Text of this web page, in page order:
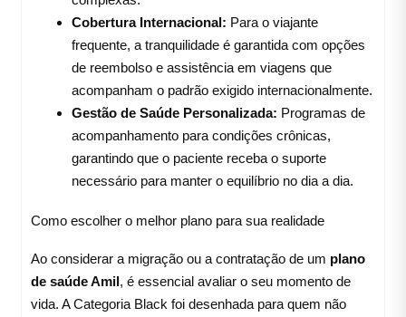
Cobertura Internacional: Para o viajante
frequente, a tranquilidade é garantida com opções
de reembolso e assistência em viagens que
acompanham o padrão exigido internacionalmente.
Gestão de Saúde Personalizada: Programas de
acompanhamento para condições crônicas,
garantindo que o paciente receba o suporte
necessário para manter o equilíbrio no dia a dia.
Como escolher o melhor plano para sua realidade
Ao considerar a migração ou a contratação de um plano
de saúde Amil, é essencial avaliar o seu momento de
vida. A Categoria Black foi desenhada para quem não